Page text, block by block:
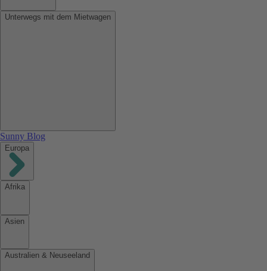
Unterwegs mit dem Mietwagen
Sunny Blog
Europa
Afrika
Asien
Australien & Neuseeland